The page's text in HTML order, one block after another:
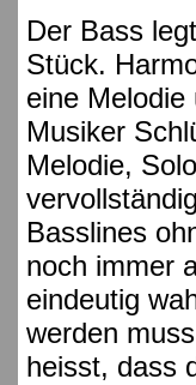
Der Bass
Stück.
eine
Musiker
Melodie,
Basslines
noch immer
eindeutig
werden
heisst, dass